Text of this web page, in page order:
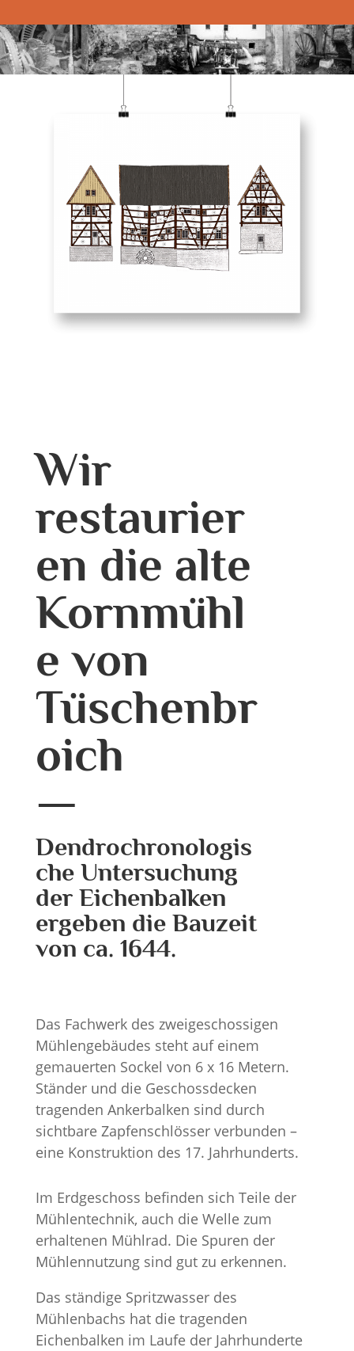
Wir
restaurier
en die alte
Kornmühl
e von
Tüschenbr
oich
Dendrochronologis
che Untersuchung
der Eichenbalken
ergeben die Bauzeit
von ca. 1644.
Das Fachwerk des zweigeschossigen
Mühlengebäudes steht auf einem
gemauerten Sockel von 6 x 16 Metern.
Ständer und die Geschossdecken
tragenden Ankerbalken sind durch
sichtbare Zapfenschlösser verbunden –
eine Konstruktion des 17. Jahrhunderts.
Im Erdgeschoss befinden sich Teile der
Mühlentechnik, auch die Welle zum
erhaltenen Mühlrad. Die Spuren der
Mühlennutzung sind gut zu erkennen.
Das ständige Spritzwasser des
Mühlenbachs hat die tragenden
Eichenbalken im Laufe der Jahrhunderte